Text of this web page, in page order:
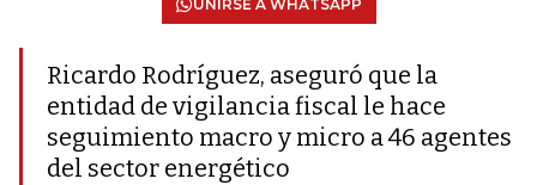
UNIRSE A WHATSAPP
Ricardo Rodríguez, aseguró que la
entidad de vigilancia fiscal le hace
seguimiento macro y micro a 46 agentes
del sector energético